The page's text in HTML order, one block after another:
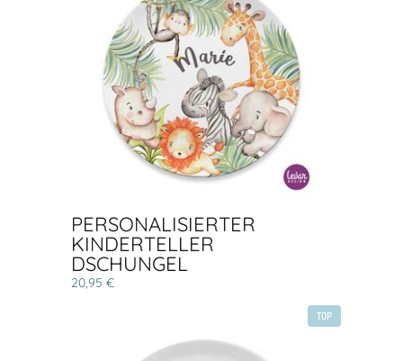
PERSONALISIERTER
KINDERTELLER
DSCHUNGEL
20,95 €
TOP